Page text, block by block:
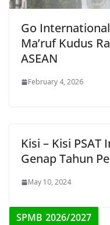
Go
Ma’ruf Kudus
ASEAN
February 4, 2026
Kisi – Kisi
Genap Tahun
May 10, 2024
SPMB 2026/2027